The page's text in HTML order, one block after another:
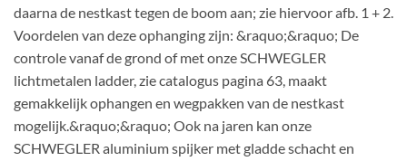
daarna de nestkast tegen de boom aan; zie hiervoor afb. 1 + 2.
Voordelen van deze ophanging zijn: &raquo;&raquo; De
controle vanaf de grond of met onze SCHWEGLER
lichtmetalen ladder, zie catalogus pagina 63, maakt
gemakkelijk ophangen en wegpakken van de nestkast
mogelijk.&raquo;&raquo; Ook na jaren kan onze
SCHWEGLER aluminium spijker met gladde schacht en